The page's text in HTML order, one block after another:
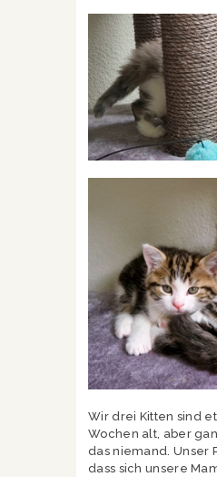
Wir drei Kitten sind
Wochen alt, aber
das niemand. Unser
dass sich unsere